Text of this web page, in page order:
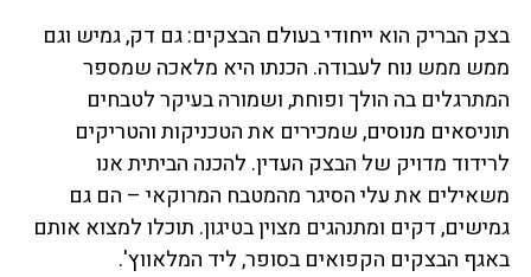
בצק הבריק הוא ייחודי בעולם הבצקים: גם דק, גמיש וגם
ממש ממש נוח לעבודה. הכנתו היא מלאכה שמספר
המתרגלים בה הולך ופוחת, ושמורה בעיקר לטבחים
תוניסאים מנוסים, שמכירים את הטכניקות והטריקים
לרידוד מדויק של הבצק העדין. להכנה הביתית אנו
משאילים את עלי הסיגר מהמטבח המרוקאי – הם גם
גמישים, דקים ומתנהגים מצוין בטיגון. תוכלו למצוא אותם
באגף הבצקים הקפואים בסופר, ליד המלאווץ'.